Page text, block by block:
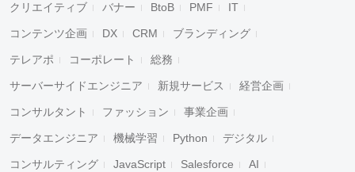
クリエイティブ バナー BtoB PMF IT
コンテンツ企画 DX CRM ブランディング
テレアポ コーポレート 総務
サーバーサイドエンジニア 新規サービス 経営企画
コンサルタント ファッション 事業企画
データエンジニア 機械学習 Python デジタル
コンサルティング JavaScript Salesforce AI